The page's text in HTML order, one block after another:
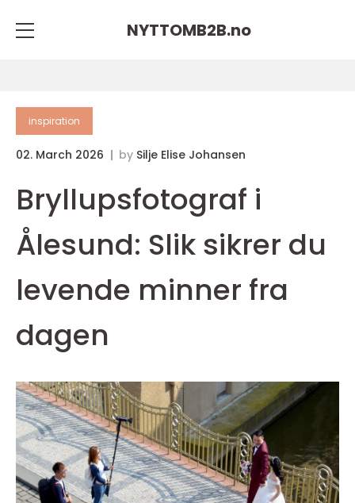
NYTTOMB2B.no
inspiration
02. March 2026 by Silje Elise Johansen
Bryllupsfotograf i
Ålesund: Slik sikrer du
levende minner fra
dagen